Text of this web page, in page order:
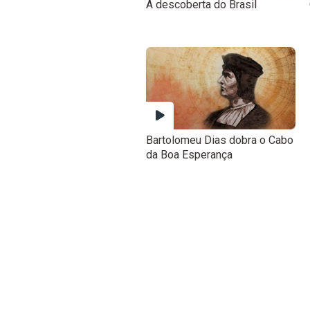
A descoberta do Brasil
Bartolomeu Dias dobra o Cabo
da Boa Esperança